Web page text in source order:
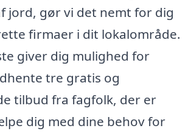
jord, gør vi det nemt for dig
firmaer i dit lokalområde.
giver dig mulighed for
tre gratis og
tilbud fra fagfolk, der er
dig med dine behov for